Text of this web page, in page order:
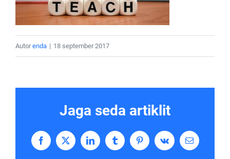
Autorenda | 18 september 2017
Jaga seda artiklit
Facebook
X LinkedInTumblrPinterestVk Email